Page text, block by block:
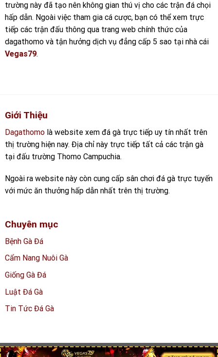
trường này đã tạo nên không gian thú vị cho các trận đá chọi
hấp dẫn. Ngoài việc tham gia cá cược, bạn có thể xem trực
tiếp các trận đấu thông qua trang web chính thức của
dagathomo và tận hưởng dịch vụ đẳng cấp 5 sao tại nhà cái
Vegas79.
Giới Thiệu
Dagathomo là website xem đá gà trực tiếp uy tín nhất trên
thị trường hiện nay. Địa chỉ này trực tiếp tất cả các trận gà
tại đấu trường Thomo Campuchia.
Ngoài ra website này còn cung cấp sân chơi đá gà trực tuyến
với mức ăn thưởng hấp dẫn nhất trên thị trường.
Chuyên mục
Bệnh Gà Đá
Cẩm Nang Nuôi Gà
Giống Gà Đá
Luật Đá Gà
Tin Tức Đá Gà
Copyright 2026 ©dagathomoo.net